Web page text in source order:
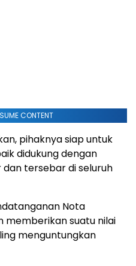
CONTENT
pihaknya siap untuk
didukung dengan
dan tersebar di seluruh
Nota
memberikan suatu nilai
menguntungkan